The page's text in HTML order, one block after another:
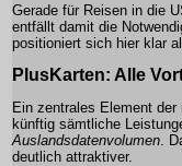
Gerade für Reisen in die
entfällt damit die
positioniert sich hier klar
PlusKarten: Alle
Ein zentrales Element
künftig sämtliche
Auslandsdatenvolumen .
deutlich attraktiver.